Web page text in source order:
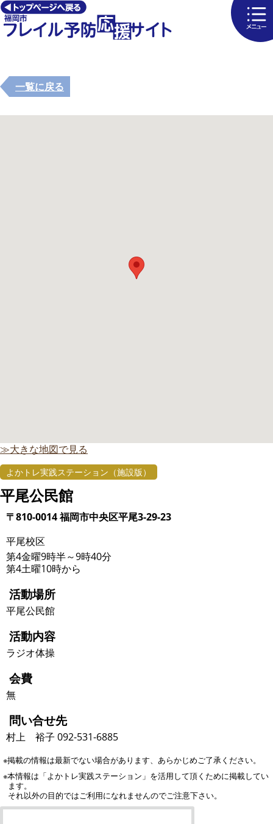
一覧に戻る
≫大きな地図で見る
よかトレ実践ステーション（施設版）
平尾公民館
〒810-0014 福岡市中央区平尾3-29-23
平尾校区
第4金曜9時半～9時40分
第4土曜10時から
活動場所
平尾公民館
活動内容
ラジオ体操
会費
無
問い合せ先
村上 裕子 092-531-6885
※掲載の情報は最新でない場合があります、あらかじめご了承ください。
※本情報は「よかトレ実践ステーション」を活用して頂くために掲載してい
ます。
それ以外の目的ではご利用になれませんのでご注意下さい。